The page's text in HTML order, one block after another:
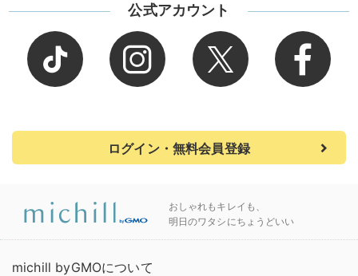
公式アカウント
ログイン・無料会員登録
おしゃれもキレイも、
明日のワタシにちょうどいい
michill byGMOについて